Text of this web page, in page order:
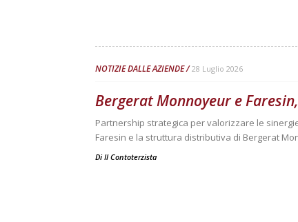
NOTIZIE DALLE AZIENDE 28 Luglio 2026
Bergerat Monnoyeur e
Partnership strategica per valorizzare le
Faresin e la struttura distributiva di Bergerat
Di Il Contoterzista